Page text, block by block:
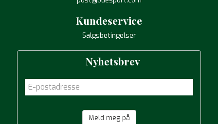
Kundeservice
Salgsbetingelser
Nyhetsbrev
Meld meg på